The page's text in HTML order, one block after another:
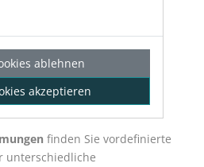
in den
Kälte und Trinkwasser.
finden Sie vordefinierte
unterschiedliche
ablehnen
akzeptieren